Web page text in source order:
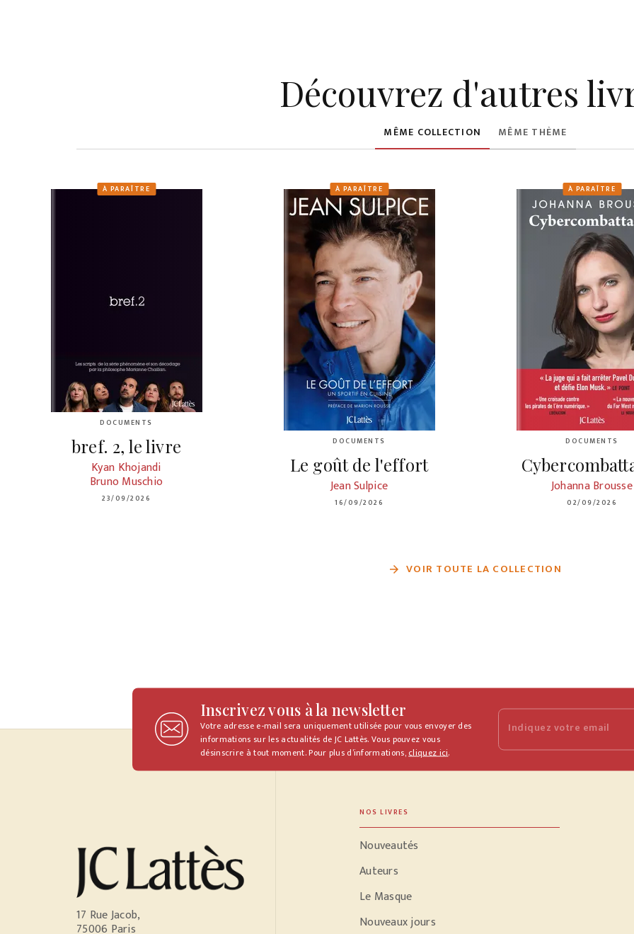
Découvrez d'autres
MÊME COLLECTION MÊME THÈME
À PARAÎTRE
DOCUMENTS
bref. 2, le livre
Kyan Khojandi
Bruno Muschio
23/09/2026
À PARAÎTRE
DOCUMENTS
Le goût de l'effort
Jean Sulpice
16/09/2026
À PARAÎTRE
DOCUMENTS
Johanna Brousse
02/09/2026
arrow_forward VOIR TOUTE LA COLLECTION
Inscrivez vous à la newsletter
Votre adresse e-mail sera uniquement utilisée pour vous envoyer des
informations sur les actualités de JC Lattès. Vous pouvez vous
désinscrire à tout moment. Pour plus d’informations,cliquez ici.
Indiquez votre email
17 Rue Jacob,
75006 Paris
NOS LIVRES
Nouveautés
Auteurs
Le Masque
Nouveaux jours